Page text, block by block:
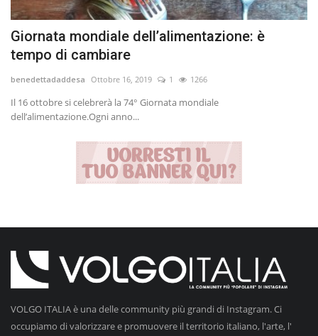
Giornata mondiale dell’alimentazione: è
tempo di cambiare
benedettadaddesa Ottobre 16, 2019 1 1266
Il 16 ottobre si celebrerà la 74° Giornata mondiale
dell’alimentazione.Ogni anno...
VOLGO ITALIA è una delle community più grandi di Instagram. Ci
occupiamo di valorizzare e promuovere il territorio italiano, l'arte, l'